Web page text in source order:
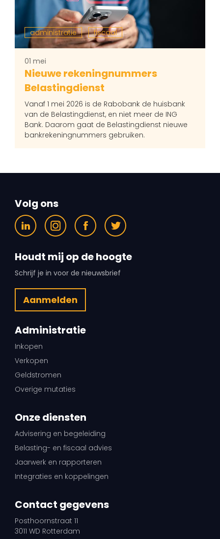
administratie fiscaal
01 mei
Nieuwe rekeningnummers
Belastingdienst
Vanaf 1 mei 2026 is de Rabobank de huisbank
van de Belastingdienst, en niet meer de ING
Bank. Daarom gaat de Belastingdienst nieuwe
bankrekeningnummers gebruiken.
Volg ons
Houdt mij op de hoogte
Schrijf je in voor de nieuwsbrief
Aanmelden
Administratie
Inkopen
Verkopen
Geldstromen
Overige mutaties
Onze diensten
Advisering en begeleiding
Belasting- en fiscaal advies
Jaarwerk en rapporteren
Integraties en koppelingen
Contact gegevens
Posthoornstraat 11
3011 WD Rotterdam